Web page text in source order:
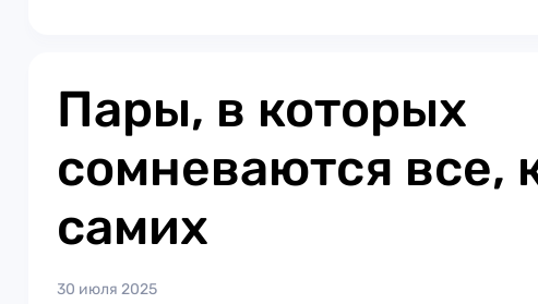
Пары, в которых
сомневаются все,
самих
30 июля 2025